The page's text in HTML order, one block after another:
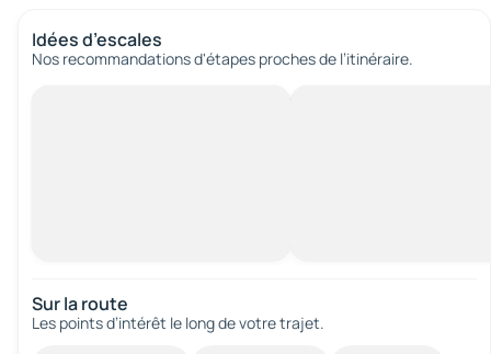
Idées d’escales
Nos recommandations d'étapes proches de l’itinéraire.
Sur la route
Les points d’intérêt le long de votre trajet.